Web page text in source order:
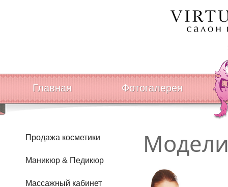
Главная Фотогалерея
Продажа косметики
Маникюр & Педикюр
Массажный кабинет